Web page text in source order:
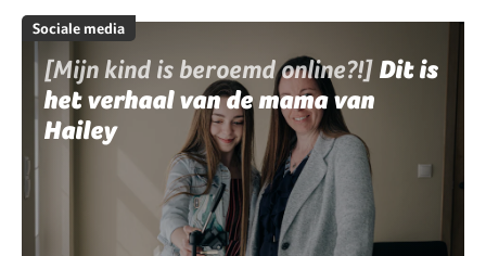
Sociale media
[Mijn kind is beroemd online?!] Dit is
het verhaal van de mama van
Hailey